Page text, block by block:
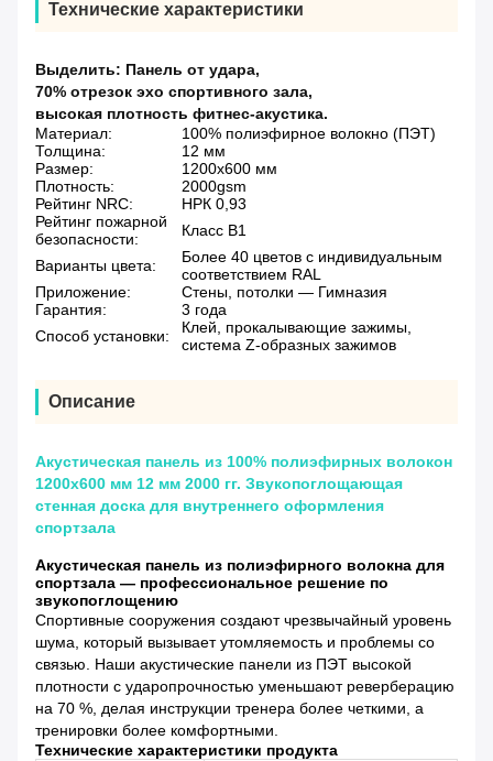
Технические характеристики
Выделить: Панель от удара,
70% отрезок эхо спортивного зала,
высокая плотность фитнес-акустика.
Материал:
100% полиэфирное волокно (ПЭТ)
Толщина:
12 мм
Размер:
1200х600 мм
Плотность:
2000gsm
Рейтинг NRC:
НРК 0,93
Рейтинг пожарной
безопасности:
Класс B1
Варианты цвета:
Более 40 цветов с индивидуальным
соответствием RAL
Приложение:
Стены, потолки — Гимназия
Гарантия:
3 года
Способ установки:
Клей, прокалывающие зажимы,
система Z-образных зажимов
Описание
Акустическая панель из 100% полиэфирных волокон
1200x600 мм 12 мм 2000 гг. Звукопоглощающая
стенная доска для внутреннего оформления
спортзала
Акустическая панель из полиэфирного волокна для
спортзала — профессиональное решение по
звукопоглощению
Спортивные сооружения создают чрезвычайный уровень
шума, который вызывает утомляемость и проблемы со
связью. Наши акустические панели из ПЭТ высокой
плотности с ударопрочностью уменьшают реверберацию
на 70 %, делая инструкции тренера более четкими, а
тренировки более комфортными.
Технические характеристики продукта